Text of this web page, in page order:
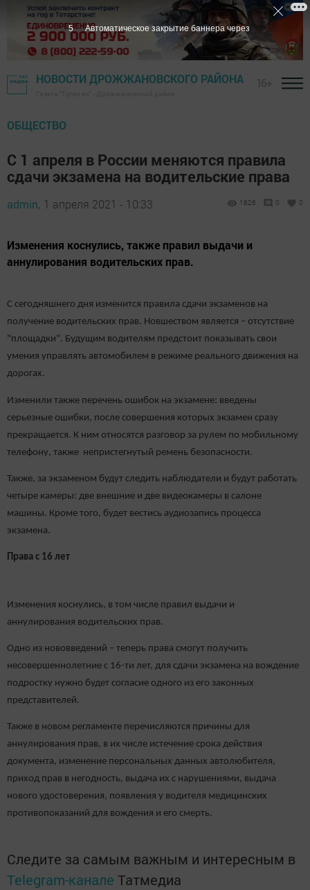
НОВОСТИ ДРОЖЖАНОВСКОГО РАЙОНА
ОБЩЕСТВО
С 1 апреля в России меняются правила
сдачи экзамена на водительские права
admin, 1 апреля 2021 - 10:33 1826 0 0
Изменения коснулись, также правил выдачи и
аннулирования водительских прав.
С сегодняшнего дня изменится правила сдачи экзаменов на
получение водительских прав. Новшеством является – отсутствие
"площадки". Будущим водителям предстоит показывать свои
умения управлять автомобилем в режиме реального движения на
дорогах.
Изменили также перечень ошибок на экзамене: введены
серьезные ошибки, после совершения которых экзамен сразу
прекращается. К ним относятся разговор за рулем по мобильному
телефону, также непристегнутый ремень безопасности.
Также, за экзаменом будут следить наблюдатели и будут работать
четыре камеры: две внешние и две видеокамеры в салоне
машины. Кроме того, будет вестись аудиозапись процесса
экзамена.
Права с 16 лет
Изменения коснулись, в том числе правил выдачи и
аннулирования водительских прав.
Одно из нововведений – теперь права смогут получить
несовершеннолетние с 16-ти лет, для сдачи экзамена на вождение
подростку нужно будет согласие одного из его законных
представителей.
Также в новом регламенте перечисляются причины для
аннулирования прав, в их числе истечение срока действия
документа, изменение персональных данных автолюбителя,
приход прав в негодность, выдача их с нарушениями, выдача
нового удостоверения, появления у водителя медицинских
противопоказаний для вождения и его смерть.
Следите за самым важным и интересным в
Telegram-канале Татмедиа
4 Автоматическое закрытие баннера через